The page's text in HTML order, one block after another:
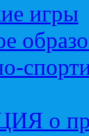
игры
о